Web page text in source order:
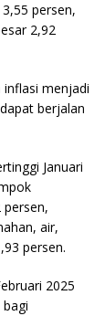
persen,
2,92
menjadi
berjalan
Januari
air,
persen.
2025